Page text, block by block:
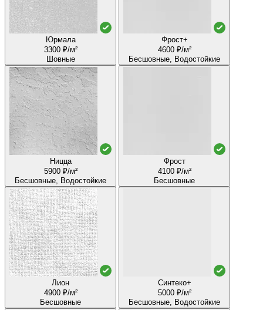
Юрмала
3300 ₽/м²
Шовные
Фрост+
4600 ₽/м²
Бесшовные, Водостойкие
Ницца
5900 ₽/м²
Бесшовные, Водостойкие
Фрост
4100 ₽/м²
Бесшовные
Лион
4900 ₽/м²
Бесшовные
Синтеко+
5000 ₽/м²
Бесшовные, Водостойкие